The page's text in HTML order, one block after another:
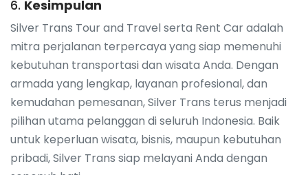
6. Kesimpulan
Silver Trans Tour and Travel serta Rent Car adalah
mitra perjalanan terpercaya yang siap memenuhi
kebutuhan transportasi dan wisata Anda. Dengan
armada yang lengkap, layanan profesional, dan
kemudahan pemesanan, Silver Trans terus menjadi
pilihan utama pelanggan di seluruh Indonesia. Baik
untuk keperluan wisata, bisnis, maupun kebutuhan
pribadi, Silver Trans siap melayani Anda dengan